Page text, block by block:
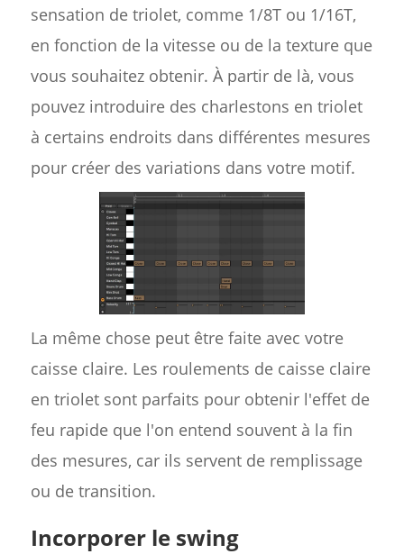
sensation de triolet, comme 1/8T ou 1/16T,
en fonction de la vitesse ou de la texture que
vous souhaitez obtenir. À partir de là, vous
pouvez introduire des charlestons en triolet
à certains endroits dans différentes mesures
pour créer des variations dans votre motif.
La même chose peut être faite avec votre
caisse claire. Les roulements de caisse claire
en triolet sont parfaits pour obtenir l'effet de
feu rapide que l'on entend souvent à la fin
des mesures, car ils servent de remplissage
ou de transition.
Incorporer le swing